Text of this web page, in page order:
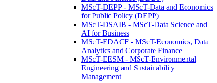
MScT-DEPP - MScT-Data and Economics
for Public Policy (DEPP)
MScT-DSAIB - MScT-Data Science and
AI for Business
MScT-EDACF - MScT-Economics, Data
Analytics and Corporate Finance
MScT-EESM - MScT-Environmental
Engineering and Sustainability
Management